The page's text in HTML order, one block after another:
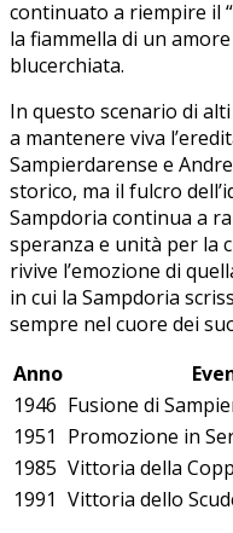
⁣continuato a riempire il
la fiammella di ‌un
blucerchiata.
In questo scenario di
a⁢ mantenere viva
Sampierdarense‌ e
storico, ma il fulcro
Sampdoria ⁣continua a
speranza e unità per la
rivive l’emozione⁢ di
in cui la Sampdoria
sempre nel ‍cuore dei
Anno
1946 Fusione di
1951 Promozione in
1985 Vittoria della
1991 Vittoria dello